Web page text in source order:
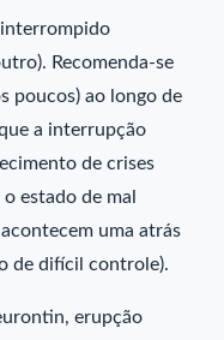
Recomenda-se
poucos) ao longo de
a interrupção
de crises
estado de mal
uma atrás
de difícil controle).
erupção